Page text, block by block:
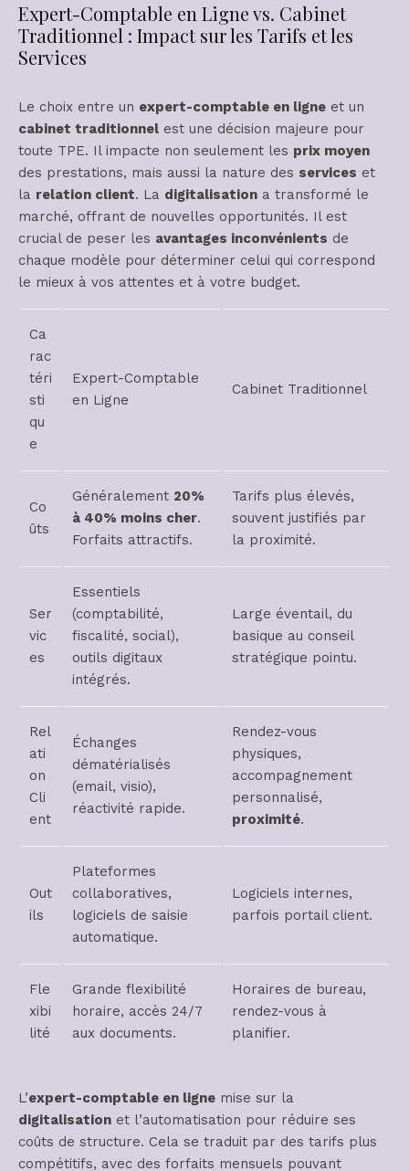
Expert-Comptable en Ligne vs. Cabinet
Traditionnel : Impact sur les Tarifs et les
Services
Le choix entre un expert-comptable en ligne et un
cabinet traditionnel est une décision majeure pour
toute TPE. Il impacte non seulement les prix moyen
des prestations, mais aussi la nature des services et
la relation client. La digitalisation a transformé le
marché, offrant de nouvelles opportunités. Il est
crucial de peser les avantages inconvénients de
chaque modèle pour déterminer celui qui correspond
le mieux à vos attentes et à votre budget.
Ca
rac
téri
sti
qu
e
Expert-Comptable
en Ligne
Cabinet Traditionnel
Co
ûts
Généralement 20%
à 40% moins cher.
Forfaits attractifs.
Tarifs plus élevés,
souvent justifiés par
la proximité.
Ser
vic
es
Essentiels
(comptabilité,
fiscalité, social),
outils digitaux
intégrés.
Large éventail, du
basique au conseil
stratégique pointu.
Rel
ati
on
Cli
ent
Échanges
dématérialisés
(email, visio),
réactivité rapide.
Rendez-vous
physiques,
accompagnement
personnalisé,
proximité.
Out
ils
Plateformes
collaboratives,
logiciels de saisie
automatique.
Logiciels internes,
parfois portail client.
Fle
xibi
lité
Grande flexibilité
horaire, accès 24/7
aux documents.
Horaires de bureau,
rendez-vous à
planifier.
L’expert-comptable en ligne mise sur la
digitalisation et l’automatisation pour réduire ses
coûts de structure. Cela se traduit par des tarifs plus
compétitifs, avec des forfaits mensuels pouvant